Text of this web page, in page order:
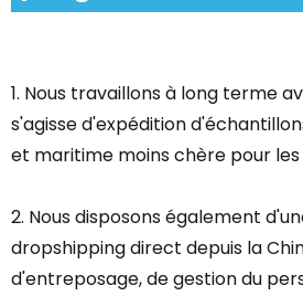
1. Nous travaillons à long terme
s'agisse d'expédition
et maritime moins chère pour
2. Nous disposons également
dropshipping direct depuis la
d'entreposage, de gestion du